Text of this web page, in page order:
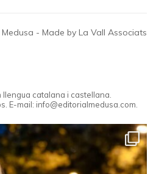
- Made by La Vall Associats
catalana i castellana.
E-mail: info@editorialmedusa.com.